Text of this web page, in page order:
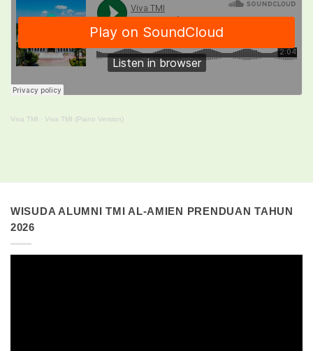
Viva TMI · Viva TMI (Piano Version)
WISUDA ALUMNI TMI AL-AMIEN PRENDUAN TAHUN
2026